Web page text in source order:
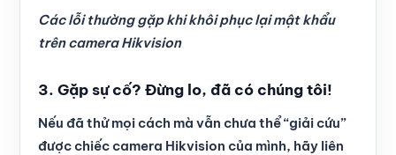
Các lỗi thường gặp khi khôi phục lại mật khẩu
trên camera Hikvision
3. Gặp sự cố? Đừng lo, đã có chúng tôi!
Nếu đã thử mọi cách mà vẫn chưa thể “giải cứu”
được chiếc camera Hikvision của mình, hãy liên